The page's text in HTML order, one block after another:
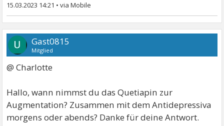
15.03.2023 14:21 •
Gast0815
Mitglied
@ Charlotte
Hallo, wann nimmst du das Quetiapin zur
Augmentation? Zusammen mit dem Antidepressiva
morgens oder abends? Danke für deine Antwort.